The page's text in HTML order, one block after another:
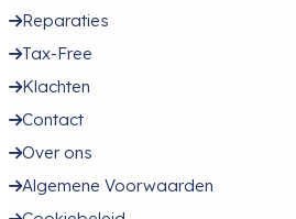
Reparaties
Tax-Free
Klachten
Contact
Over ons
Algemene Voorwaarden